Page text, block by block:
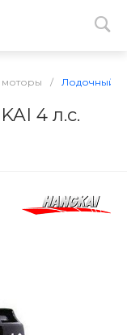
/ Лодочный
4 л.с.